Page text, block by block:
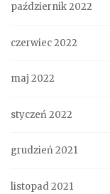
październik 2022
czerwiec 2022
maj 2022
styczeń 2022
grudzień 2021
listopad 2021